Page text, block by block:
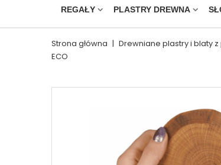
REGAŁY PLASTRY DREWNA
Strona główna | Drewniane plastry i blaty
ECO